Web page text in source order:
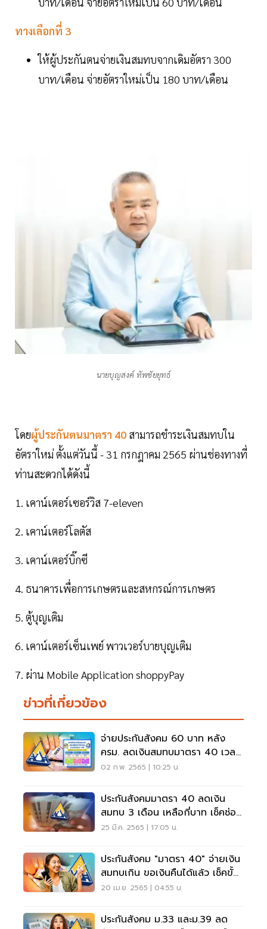
ทางเลือกที่ 3
ให้ผู้ประกันตนจ่ายเงินสมทบจากเดิมอัตรา 300
บาท/เดือน จ่ายอัตราใหม่เป็น 180 บาท/เดือน
นายบุญสงค์ ทัพชัยยุทธ์
โดยผู้ประกันตนมาตรา 40 สามารถชำระเงินสมทบใน
อัตราใหม่ ตั้งแต่วันนี้ - 31 กรกฎาคม 2565 ผ่านช่องทางที่
ท่านสะดวกได้ดังนี้
1. เคาน์เตอร์เซอร์วิส 7-eleven
2. เคาน์เตอร์โลตัส
3. เคาน์เตอร์บิ๊กซี
4. ธนาคารเพื่อการเกษตรและสหกรณ์การเกษตร
5. ตู้บุญเติม
6. เคาน์เตอร์เซ็นเพย์ พาวเวอร์บายบุญเติม
7. ผ่าน Mobile Application shoppyPay
ข่าวที่เกี่ยวข้อง
จ่ายประกันสังคม 60 บาท หลัง
ครม. ลดเงินสมทบมาตรา 40 เวลา
กี่เดือนเช็คที่นี่
02 ก.พ. 2565 | 10:25 น.
ประกันสังคมมาตรา 40 ลดเงิน
สมทบ 3 เดือน เหลือกี่บาท เช็คช่อง
ทางสมัครที่นี่
25 มี.ค. 2565 | 17:05 น.
ประกันสังคม "มาตรา 40" จ่ายเงิน
สมทบเกิน ขอเงินคืนได้แล้ว เช็คขั้น
ตอน
20 เม.ย. 2565 | 04:55 น.
ประกันสังคม ม.33 และม.39 ลด